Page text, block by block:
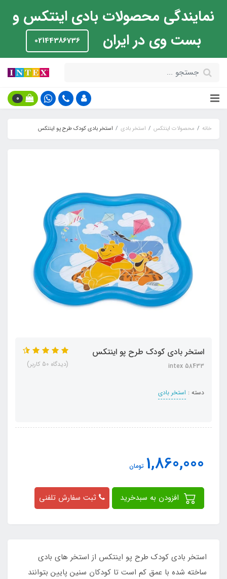
نمایندگی محصولات بادی اینتکس و
بست وی در ایران
02144386736
0
خانه محصولات اینتکس استخر بادی استخر بادی کودک طرح پو اینتکس
استخر بادی کودک طرح پو اینتکس
intex 58433
دسته : استخر بادی
(دیدگاه 50 کاربر)
1,860,000 تومان
ثبت سفارش تلفنی
استخر بادی کودک طرح پو اینتکس از استخر های بادی
ساخته شده با عمق کم است تا کودکان سنین پایین بتوانند